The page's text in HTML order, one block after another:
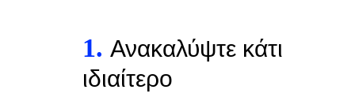
1. Ανακαλύψτε κάτι
ιδιαίτερο